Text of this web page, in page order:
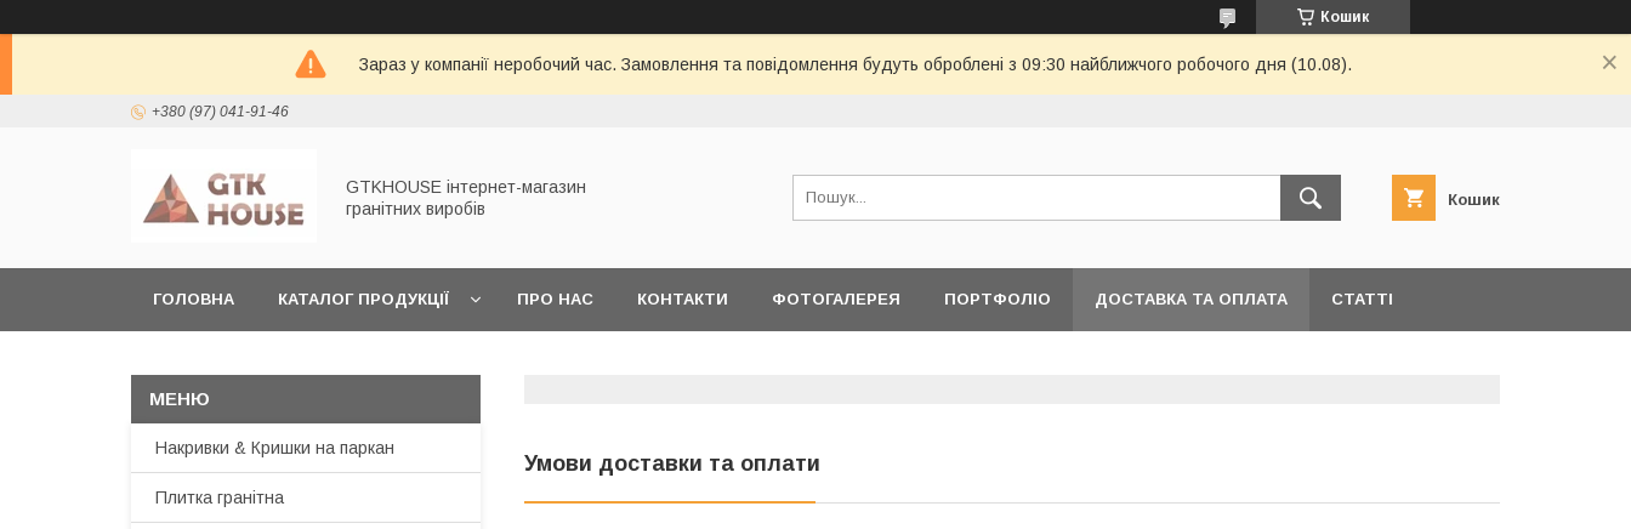
Кошик
Зараз у компанії неробочий час. Замовлення та повідомлення будуть оброблені з 09:30 найближчого робочого дня (10.08).
+380 (97) 041-91-46
GTKHOUSE інтернет-магазин
гранітних виробів
Кошик
ГОЛОВНА КАТАЛОГ ПРОДУКЦІЇ ПРО НАС КОНТАКТИ ФОТОГАЛЕРЕЯ ПОРТФОЛІО ДОСТАВКА ТА ОПЛАТА СТАТТІ
Умови доставки та оплати
Накривки & Кришки на паркан
Плитка гранітна